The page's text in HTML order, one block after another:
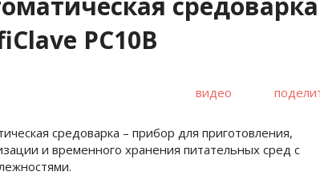
PC10B
видео
средоварка – прибор для приготовления,
и временного хранения питательных сред с